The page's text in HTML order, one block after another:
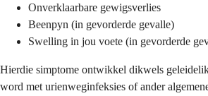
Onverklaarbare gewigsverlies
Beenpyn (in gevorderde gevalle)
Swelling in jou voete (in gevorderde
Hierdie simptome ontwikkel dikwels
word met urienweginfeksies of ander